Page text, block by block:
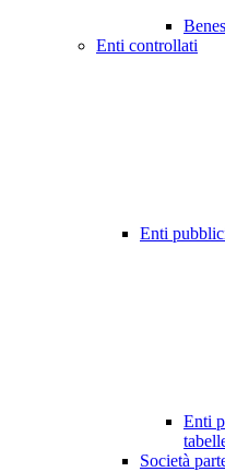
Enti controllati
Enti
Enti
Società